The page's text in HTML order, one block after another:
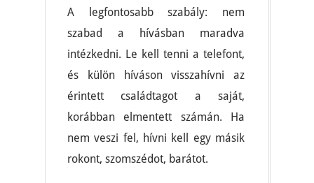
A legfontosabb szabály: nem
szabad a hívásban maradva
intézkedni. Le kell tenni a telefont,
és külön híváson visszahívni az
érintett családtagot a saját,
korábban elmentett számán. Ha
nem veszi fel, hívni kell egy másik
rokont, szomszédot, barátot.